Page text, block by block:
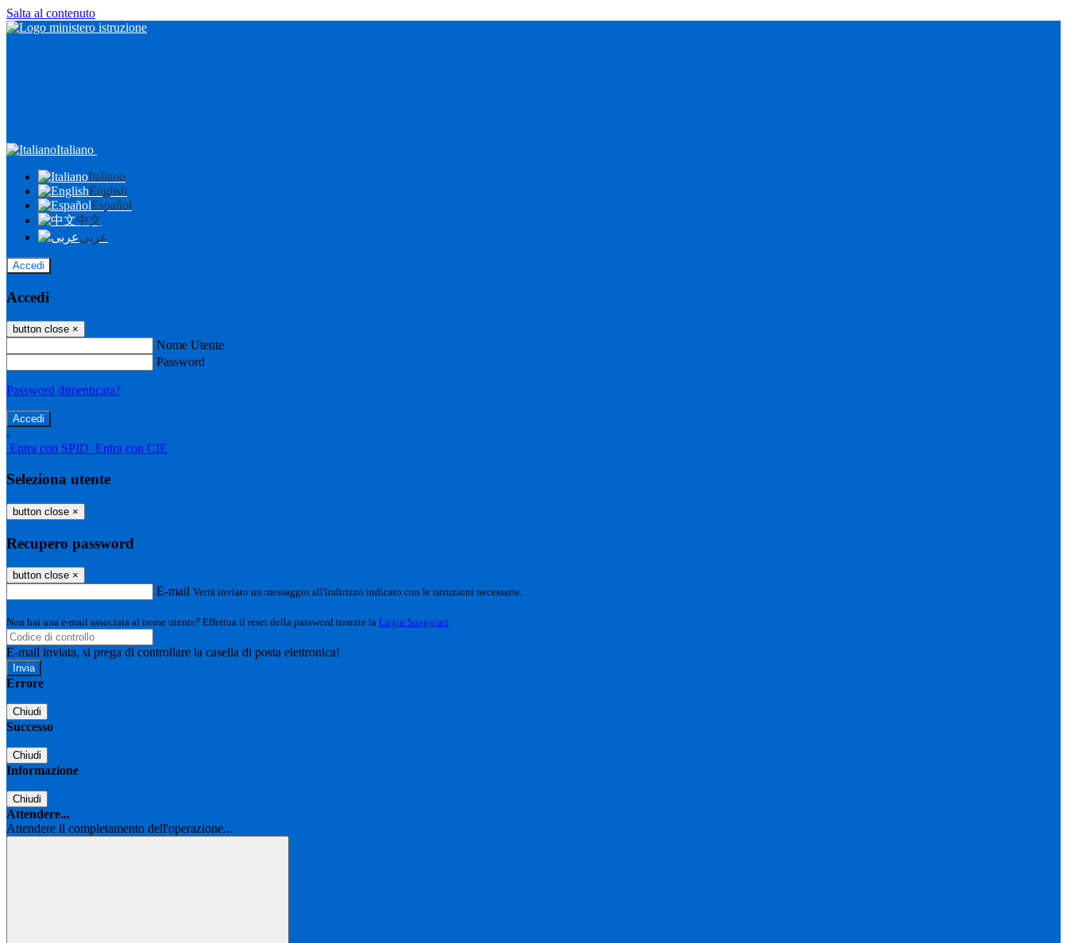
Salta al contenuto
Italiano
Italiano
English
Español
中文
عربى
Accedi
Accedi
button close ×
Nome Utente
Password
Password dimenticata?
-
Entra con SPID Entra con CIE
Seleziona utente
button close ×
Recupero password
button close ×
E-mail Verrà inviato un messaggio all'indirizzo indicato con le istruzioni necessarie.
Non hai una e-mail associata al nome utente? Effettua il reset della password tramite la Login Spaggiari
E-mail inviata, si prega di controllare la casella di posta elettronica!
Errore
Chiudi
Successo
Chiudi
Informazione
Chiudi
Attendere...
Attendere il completamento dell'operazione...